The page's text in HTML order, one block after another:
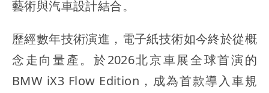
藝術與汽車設計結合。
歷經數年技術演進，電子紙技術如今終於從概
念走向量產。於2026北京車展全球首演的
BMW iX3 Flow Edition，成為首款導入車規